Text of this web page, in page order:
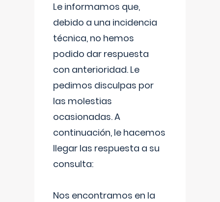
Le informamos que,
debido a una incidencia
técnica, no hemos
podido dar respuesta
con anterioridad. Le
pedimos disculpas por
las molestias
ocasionadas. A
continuación, le hacemos
llegar las respuesta a su
consulta:
Nos encontramos en la